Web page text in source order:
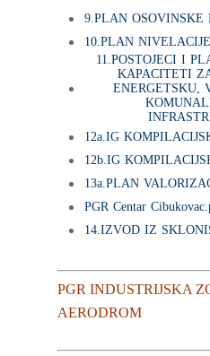
9.PLAN OSOVINSKE
10.PLAN
11.POSTOJECI I
KAPACITETI
ENERGETSKU,
12a.IG
12b.IG
13a.PLAN
PGR Centar
14.IZVOD IZ
PGR INDUSTRIJSKA
AERODROM